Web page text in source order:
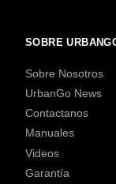
SOBRE
Sobre Nosotros
UrbanGo News
Contactanos
Manuales
Videos
Garantía